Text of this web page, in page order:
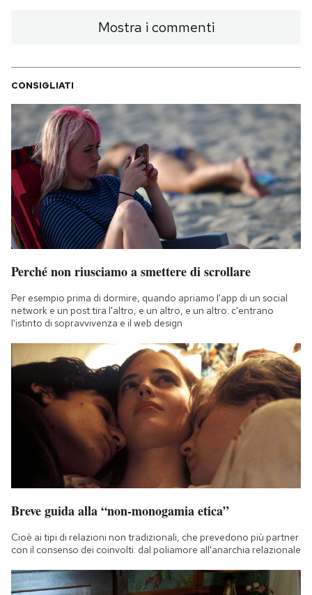
Mostra i commenti
CONSIGLIATI
Perché non riusciamo a smettere di scrollare
Per esempio prima di dormire, quando apriamo l'app di un social
network e un post tira l'altro, e un altro, e un altro: c'entrano
l'istinto di sopravvivenza e il web design
Breve guida alla “non-monogamia etica”
Cioè ai tipi di relazioni non tradizionali, che prevedono più partner
con il consenso dei coinvolti: dal poliamore all'anarchia relazionale